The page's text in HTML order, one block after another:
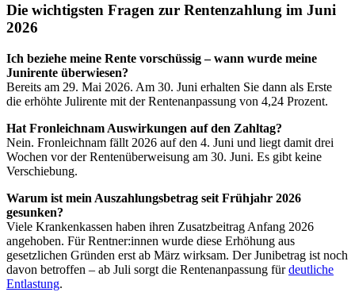
Die wichtigsten Fragen zur Rentenzahlung im Juni
2026
Ich beziehe meine Rente vorschüssig – wann wurde meine
Junirente überwiesen?
Bereits am 29. Mai 2026. Am 30. Juni erhalten Sie dann als Erste
die erhöhte Julirente mit der Rentenanpassung von 4,24 Prozent.
Hat Fronleichnam Auswirkungen auf den Zahltag?
Nein. Fronleichnam fällt 2026 auf den 4. Juni und liegt damit drei
Wochen vor der Rentenüberweisung am 30. Juni. Es gibt keine
Verschiebung.
Warum ist mein Auszahlungsbetrag seit Frühjahr 2026
gesunken?
Viele Krankenkassen haben ihren Zusatzbeitrag Anfang 2026
angehoben. Für Rentner:innen wurde diese Erhöhung aus
gesetzlichen Gründen erst ab März wirksam. Der Junibetrag ist noch
davon betroffen – ab Juli sorgt die Rentenanpassung fürdeutliche
Entlastung.